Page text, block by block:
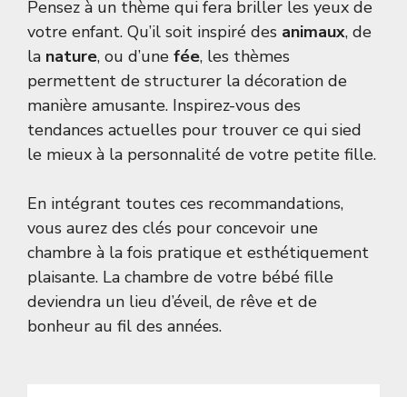
Pensez à un thème qui fera briller les yeux de
votre enfant. Qu’il soit inspiré des animaux, de
la nature, ou d’une fée, les thèmes
permettent de structurer la décoration de
manière amusante. Inspirez-vous des
tendances actuelles pour trouver ce qui sied
le mieux à la personnalité de votre petite fille.
En intégrant toutes ces recommandations,
vous aurez des clés pour concevoir une
chambre à la fois pratique et esthétiquement
plaisante. La chambre de votre bébé fille
deviendra un lieu d’éveil, de rêve et de
bonheur au fil des années.